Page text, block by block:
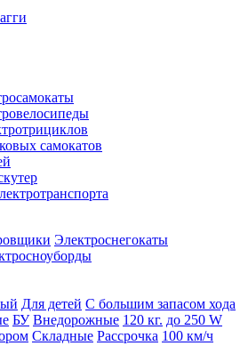
самокатов
Электроснегокаты
Для детей С большим запасом хода
БУ Внедорожные 120 кг. до 250 W
Складные Рассрочка 100 км/ч